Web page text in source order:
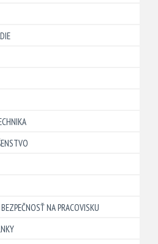
NA PRACOVISKU